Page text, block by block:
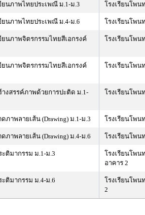
นภาพไทยประเพณี ม.1-ม.3 โรงเรียนโพน
นภาพไทยประเพณี ม.4-ม.6 โรงเรียนโพน
นภาพจิตรกรรมไทยสีเอกรงค์
โรงเรียนโพน
นภาพจิตรกรรมไทยสีเอกรงค์
โรงเรียนโพน
งสรรค์ภาพด้วยการปะติด ม.1-
โรงเรียนโพน
ภาพลายเส้น (Drawing) ม.1-ม.3 โรงเรียนโพน
ภาพลายเส้น (Drawing) ม.4-ม.6 โรงเรียนโพน
ติมากรรม ม.1-ม.3
โรงเรียนโพน
อาคาร 2
ติมากรรม ม.4-ม.6
โรงเรียนโพน
2